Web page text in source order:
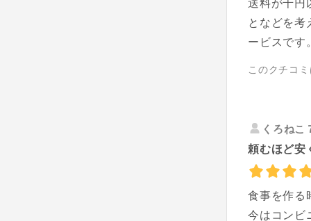
送料が千円
となどを考
ービスです
このクチコ
くろねこ
頼むほど安
食事を作る
今はコンビ